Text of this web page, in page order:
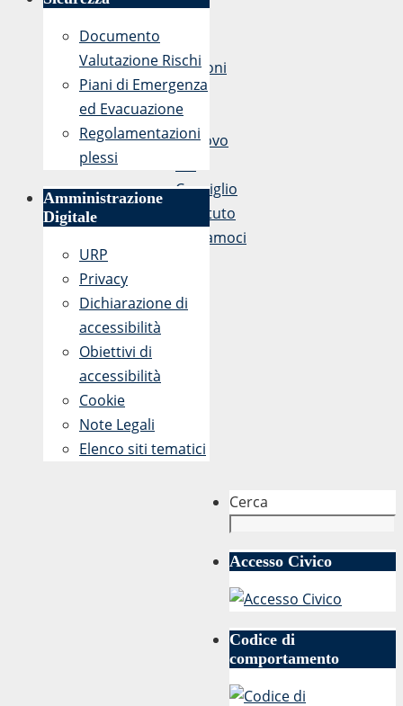
Elezioni
per
il
rinnovo
Consiglio
d’Istituto
Libriamoci
Documento
Valutazione Rischi
Piani di Emergenza
ed Evacuazione
Regolamentazioni
plessi
Amministrazione
Digitale
URP
Privacy
Dichiarazione di
accessibilità
Obiettivi di
accessibilità
Cookie
Note Legali
Elenco siti tematici
Cerca
Accesso Civico
Codice di
comportamento